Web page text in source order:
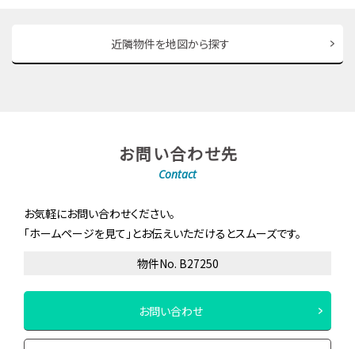
近隣物件を地図から探す
お問い合わせ先
Contact
お気軽にお問い合わせください。
「ホームページを見て」とお伝えいただけるとスムーズです。
物件No. B27250
お問い合わせ